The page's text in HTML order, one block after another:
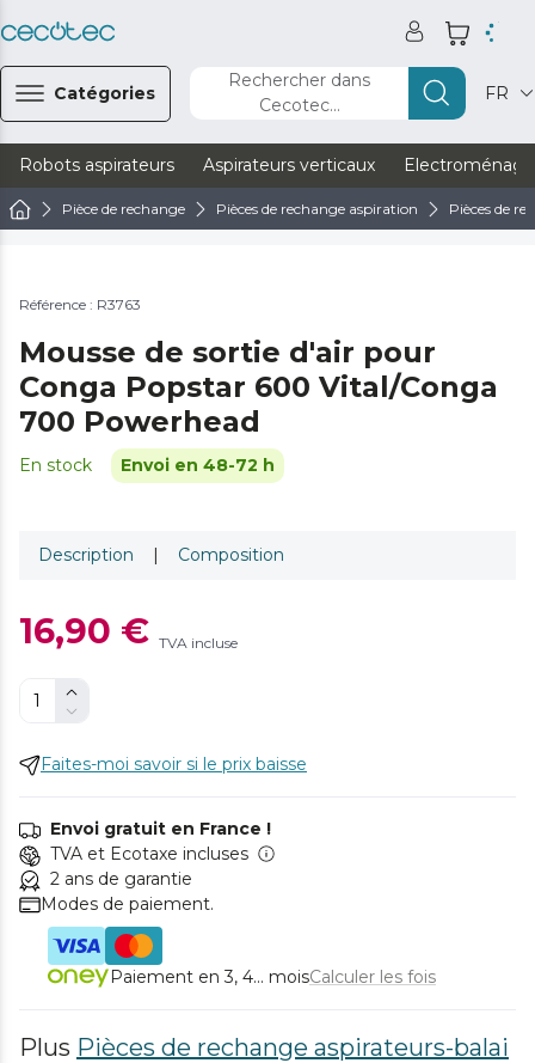
Catégories
Rechercher dans
Cecotec...
FR
Robots aspirateurs Aspirateurs verticaux
Pièce de rechange Pièces de rechange aspiration Pièces de
Référence : R3763
Mousse de sortie d'air pour
Conga Popstar 600 Vital/Conga
700 Powerhead
En stock Envoi en 48-72 h
Description | Composition
16,90 € TVA incluse
Faites-moi savoir si le prix baisse
Envoi gratuit en France !
TVA et Ecotaxe incluses
2 ans de garantie
Modes de paiement.
Paiement en 3, 4... moisCalculer les fois
Plus Pièces de rechange aspirateurs-balai